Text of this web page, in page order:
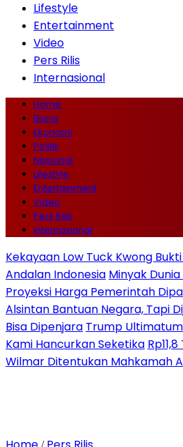
Lifestyle
Entertainment
Video
Pers Rilis
Internasional
Home
Bisnis
Ekonomi
Politik
Nasional
Lifestyle
Entertainment
Video
Pers Rilis
Internasional
Kekayaan Low Tuck Kwong
Andalan Indonesia Minyak
Proyeksi Harga Pemerintah
Alsintan Bantuan Negara, Tapi
Bisa Dipenjara Trump
Kami Hancurkan Seketika
Wilmar Ditentukan Mahkamah
/